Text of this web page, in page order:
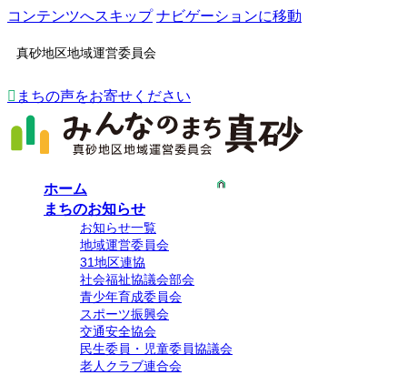
コンテンツへスキップ ナビゲーションに移動
真砂地区地域運営委員会
まちの声をお寄せください
ホーム
まちのお知らせ
お知らせ一覧
地域運営委員会
31地区連協
社会福祉協議会部会
青少年育成委員会
スポーツ振興会
交通安全協会
民生委員・児童委員協議会
老人クラブ連合会